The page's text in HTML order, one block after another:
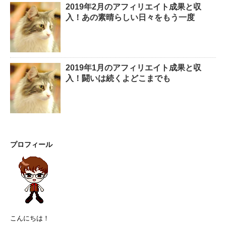
2019年2月のアフィリエイト成果と収
入！あの素晴らしい日々をもう一度
2019年1月のアフィリエイト成果と収
入！闘いは続くよどこまでも
プロフィール
こんにちは！